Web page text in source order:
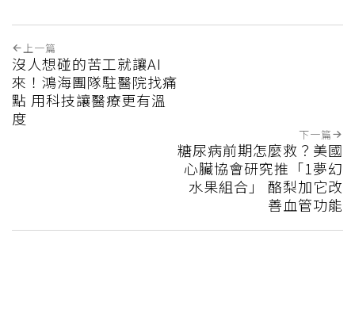
上一篇
沒人想碰的苦工就讓AI
來！鴻海團隊駐醫院找痛
點 用科技讓醫療更有溫
度
下一篇
糖尿病前期怎麼救？美國
心臟協會研究推「1夢幻
水果組合」 酪梨加它改
善血管功能